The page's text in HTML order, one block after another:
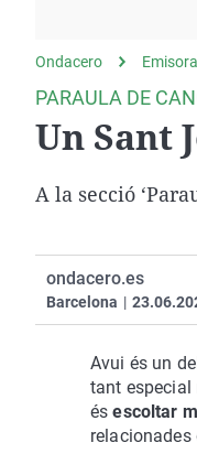
Ondacero
PARAULA DE
Un Sant
A la secció
ondacero.es
Barcelona |
Avui és un
tant especial
és escoltar